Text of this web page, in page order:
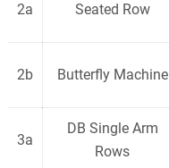
2a Seated Row
2b Butterfly Machine
3a
DB Single Arm
Rows